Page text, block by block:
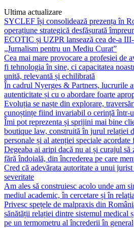
Ultima actualizare
SYCLEF își consolidează prezența în
operațiune strategică desfășurată
ECOTIC și UZPR lansează cea de-a
„Jurnalism pentru un Mediu Curat”
Cea mai mare provocare a profesiei de
fi tehnologia în sine, ci capacitatea
unită, relevantă și echilibrată
În cadrul Nyerges & Partners, lucrurile
autenticitate și cu o abordare foarte
Evoluția se naște din explorare,
cunoștințe fiind invariabil o cerință într-
Îmi pot reprezenta și sprijini mai bine
boutique law, construită în jurul relației
personale și al atenției speciale acordate
Degeaba ai aripi dacă nu ai și curajul
fără îndoială, din încrederea pe care
Cred că adevărata autoritate a unui
severitate
Am ales să construiesc acolo unde am
mediul academic, în cercetare și în
Privesc spețele de malpraxis din
sănătății relației dintre sistemul medical
pe un termometru al încrederii în general